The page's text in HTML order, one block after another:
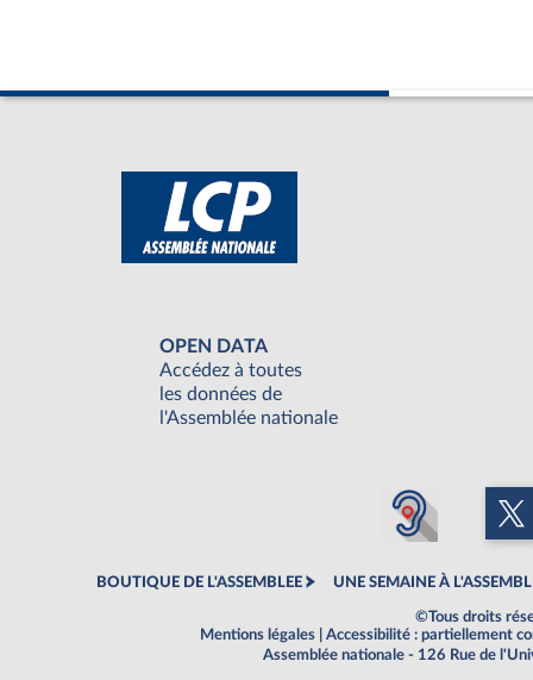
OPEN DATA
Accédez à toutes
les données de
l'Assemblée nationale
BOUTIQUE DE L'ASSEMBLEE UNE SEMAINE À
©Tous droits
Mentions légales
Accessibilité : partiellement
Assemblée nationale - 126 Rue de